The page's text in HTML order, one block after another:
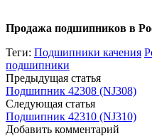
Продажа подшипников в
Теги: Подшипники качения
подшипники
Предыдущая статья
Подшипник 42308 (NJ308)
Следующая статья
Подшипник 42310 (NJ310)
Добавить комментарий